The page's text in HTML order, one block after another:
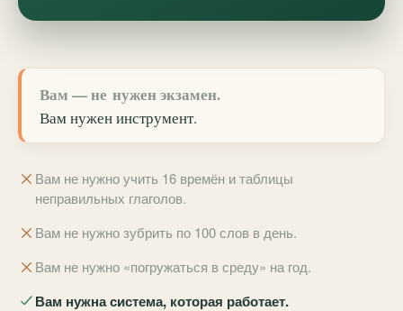
Вам — не нужен экзамен.
Вам нуженинструмент.
Вам не нужно учить 16 времён и таблицы
неправильных глаголов.
Вам не нужно зубрить по 100 слов в день.
Вам не нужно «погружаться в среду» на год.
Вам нужна система, которая работает.